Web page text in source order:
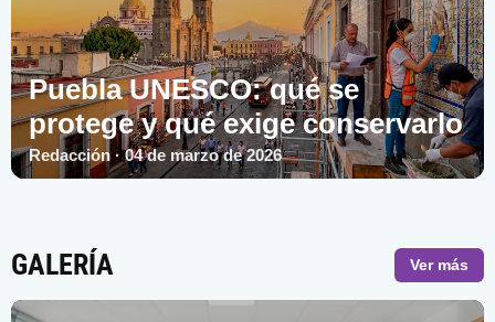
Puebla UNESCO: qué se
protege y qué exige conservarlo
Redacción · 04 de marzo de 2026
GALERÍA Ver más